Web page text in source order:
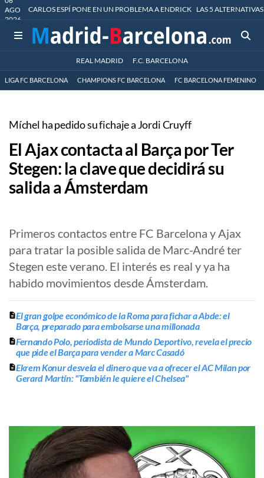
AGO
2026
CARLOS ESPÍ PONE EN UN PROBLEMA A ENDRICK LAS 5
REAL MADRID F.C. BARCELONA
LIGA FC BARCELONA CHAMPIONS FC BARCELONA FC BARCELONA FEMENINO
Míchel ha pedido su fichaje a Jordi Cruyff
El Ajax contacta al Barça por Ter
Stegen: la clave que decidirá su
salida a Ámsterdam
Primeros contactos entre FC Barcelona y Ajax
para tratar la posible salida de Marc-André ter
Stegen este verano. El interés es real y ya ha
habido movimientos desde Ámsterdam.
El gran golpe económico de la Roma para fichar a Abde: el
Barça, preparado para embolsarse una millonada
Fernando Polo, periodista de Mundo Deportivo, revela el precio
que pide el Barça para vender a Marc Casadó
Ekrem Konur desvela el dinero que va a ofrecer el AC Milan por
Gerard Martín: "También le quiere el Chelsea"